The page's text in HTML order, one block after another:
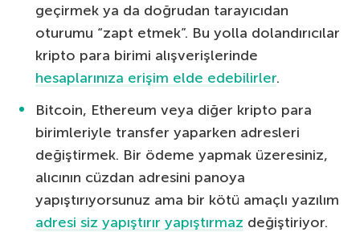
geçirmek ya da doğrudan tarayıcıdan
oturumu “zapt etmek”. Bu yolla dolandırıcılar
kripto para birimi alışverişlerinde
hesaplarınıza erişim elde edebilirler.
Bitcoin, Ethereum veya diğer kripto para
birimleriyle transfer yaparken adresleri
değiştirmek. Bir ödeme yapmak üzeresiniz,
alıcının cüzdan adresini panoya
yapıştırıyorsunuz ama bir kötü amaçlı yazılım
adresi siz yapıştırır yapıştırmaz değiştiriyor.